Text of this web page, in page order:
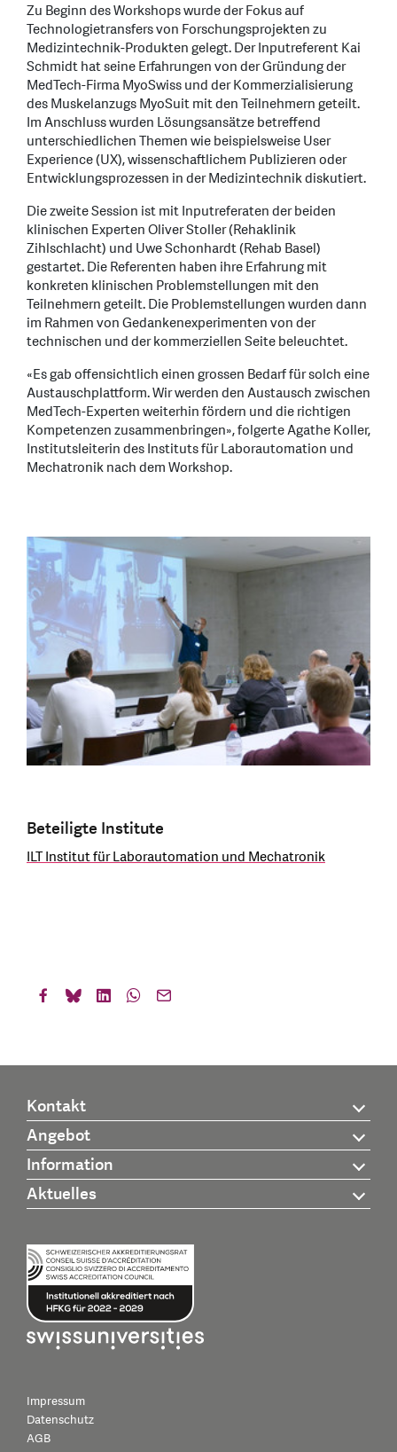
Zu Beginn des Workshops wurde der Fokus auf
Technologietransfers von Forschungsprojekten zu
Medizintechnik-Produkten gelegt. Der Inputreferent Kai
Schmidt hat seine Erfahrungen von der Gründung der
MedTech-Firma MyoSwiss und der Kommerzialisierung
des Muskelanzugs MyoSuit mit den Teilnehmern geteilt.
Im Anschluss wurden Lösungsansätze betreffend
unterschiedlichen Themen wie beispielsweise User
Experience (UX), wissenschaftlichem Publizieren oder
Entwicklungsprozessen in der Medizintechnik diskutiert.
Die zweite Session ist mit Inputreferaten der beiden
klinischen Experten Oliver Stoller (Rehaklinik
Zihlschlacht) und Uwe Schonhardt (Rehab Basel)
gestartet. Die Referenten haben ihre Erfahrung mit
konkreten klinischen Problemstellungen mit den
Teilnehmern geteilt. Die Problemstellungen wurden dann
im Rahmen von Gedankenexperimenten von der
technischen und der kommerziellen Seite beleuchtet.
«Es gab offensichtlich einen grossen Bedarf für solch eine
Austauschplattform. Wir werden den Austausch zwischen
MedTech-Experten weiterhin fördern und die richtigen
Kompetenzen zusammenbringen», folgerte Agathe Koller,
Institutsleiterin des Instituts für Laborautomation und
Mechatronik nach dem Workshop.
Beteiligte Institute
ILT Institut für Laborautomation und Mechatronik
Kontakt
Angebot
Information
Aktuelles
Impressum
Datenschutz
AGB